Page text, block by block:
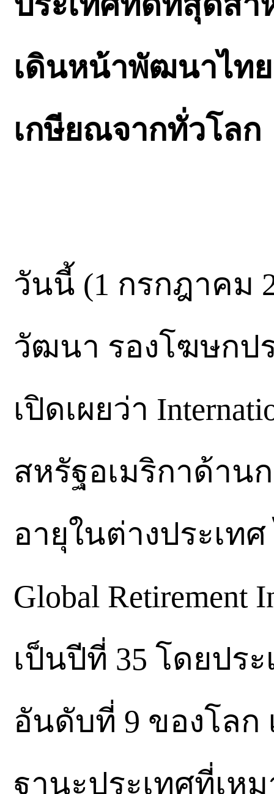
เดินหน้าพัฒนาไท
เกษียณจากทั่วโลก
วันนี้ (1 กรกฎาคม
วัฒนา รองโฆษกป
เปิดเผยว่า
สหรัฐอเมริกาด้าน
อายุในต่างประเท
Global Retirement
เป็นปีที่ 35 โดยปร
อันดับที่ 9 ของโลก
ฐานะประเทศที่เห